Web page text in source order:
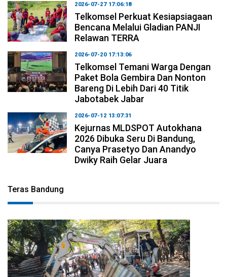
2026-07-27 17:06:18
Telkomsel Perkuat Kesiapsiagaan
Bencana Melalui Gladian PANJI
Relawan TERRA
2026-07-20 17:13:06
Telkomsel Temani Warga Dengan
Paket Bola Gembira Dan Nonton
Bareng Di Lebih Dari 40 Titik
Jabotabek Jabar
2026-07-12 13:07:31
Kejurnas MLDSPOT Autokhana
2026 Dibuka Seru Di Bandung,
Canya Prasetyo Dan Anandyo
Dwiky Raih Gelar Juara
Teras Bandung